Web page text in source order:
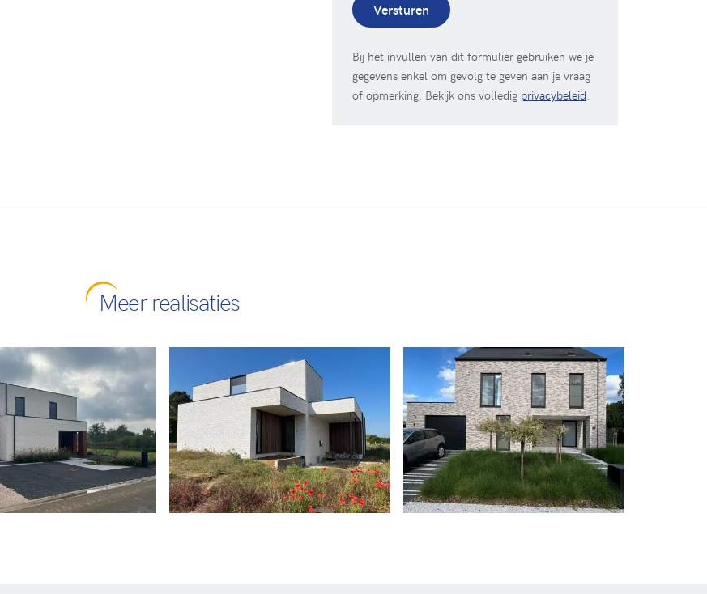
Versturen
Bij het invullen van dit formulier gebruiken we je
gegevens enkel om gevolg te geven aan je vraag
of opmerking. Bekijk ons volledig privacybeleid.
Meer realisaties